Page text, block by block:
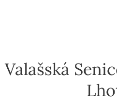
Valašská